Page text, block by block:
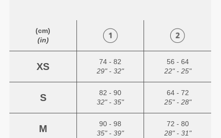
(cm)
(in)
XS
74 - 82
29" - 32"
56 - 64
22" - 25"
S
82 - 90
32" - 35"
64 - 72
25" - 28"
M
90 - 98
35" - 39"
72 - 80
28" - 31"